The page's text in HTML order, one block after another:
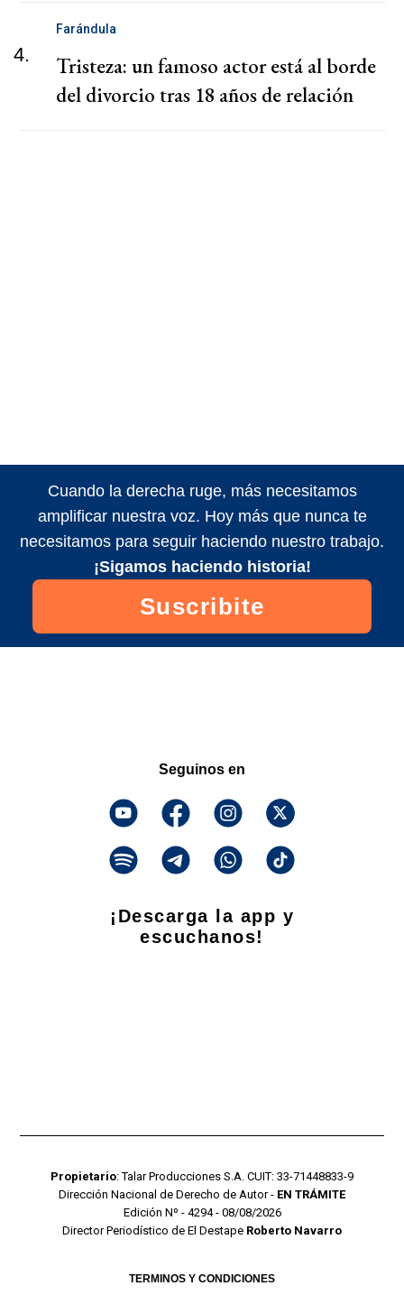
4.
Farándula
Tristeza: un famoso actor está al borde
del divorcio tras 18 años de relación
Cuando la derecha ruge, más necesitamos
amplificar nuestra voz. Hoy más que nunca te
necesitamos para seguir haciendo nuestro trabajo.
¡Sigamos haciendo historia!
Suscribite
Seguinos en
¡Descarga la app y
escuchanos!
Propietario: Talar Producciones S.A. CUIT: 33-71448833-9
Dirección Nacional de Derecho de Autor - EN TRÁMITE
Edición Nº - 4294 - 08/08/2026
Director Periodístico de El Destape Roberto Navarro
TERMINOS Y CONDICIONES